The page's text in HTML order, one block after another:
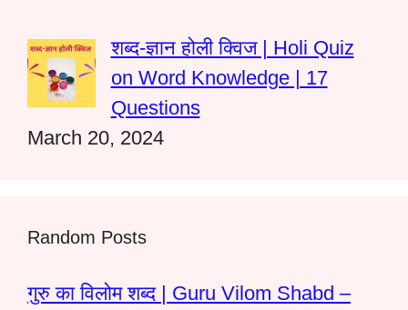
शब्द-ज्ञान होली क्विज | Holi Quiz
on Word Knowledge | 17
Questions
March 20, 2024
Random Posts
गुरु का विलोम शब्द | Guru Vilom Shabd –